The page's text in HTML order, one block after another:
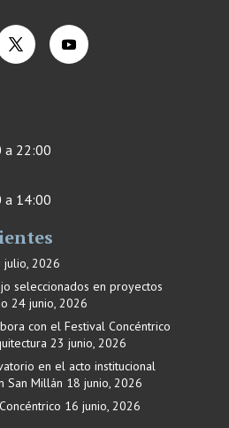
a 22:00
a 14:00
julio, 2026
seleccionados en proyectos
24 junio, 2026
con el Festival Concéntrico
23 junio, 2026
en el acto institucional
San Millán 18 junio, 2026
16 junio, 2026